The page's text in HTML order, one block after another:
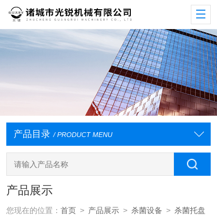
产品目录 / PRODUCT MENU
产品展示
您现在的位置：首页 > 产品展示 > 杀菌设备 > 杀菌托盘